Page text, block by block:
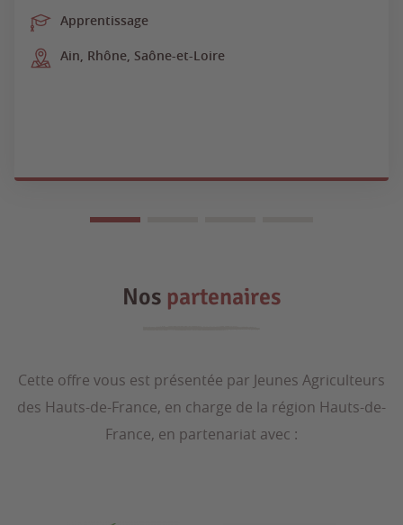
Apprentissage
Ain, Rhône, Saône-et-Loire
Nos partenaires
Cette offre vous est présentée par Jeunes Agriculteurs
des Hauts-de-France, en charge de la région Hauts-de-
France, en partenariat avec :